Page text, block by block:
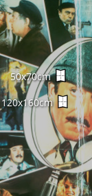
50x70cm
120x160cm